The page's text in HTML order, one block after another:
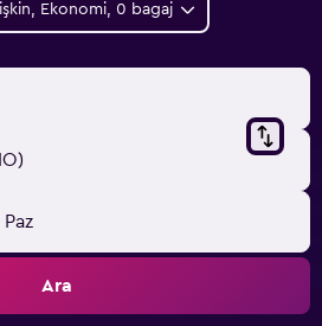
Ekonomi, 0 bagaj
Ara